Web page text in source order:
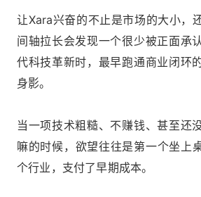
让Xara兴奋的不止是市场的大小，
间轴拉长会发现一个很少被正面承
代科技革新时，最早跑通商业闭环
身影。
当一项技术粗糙、不赚钱、甚至还
嘛的时候，欲望往往是第一个坐
个行业，支付了早期成本。